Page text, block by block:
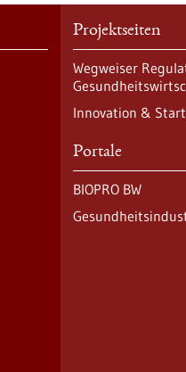
Projektseiten
Wegweiser
Innovation &
Portale
BIOPRO BW